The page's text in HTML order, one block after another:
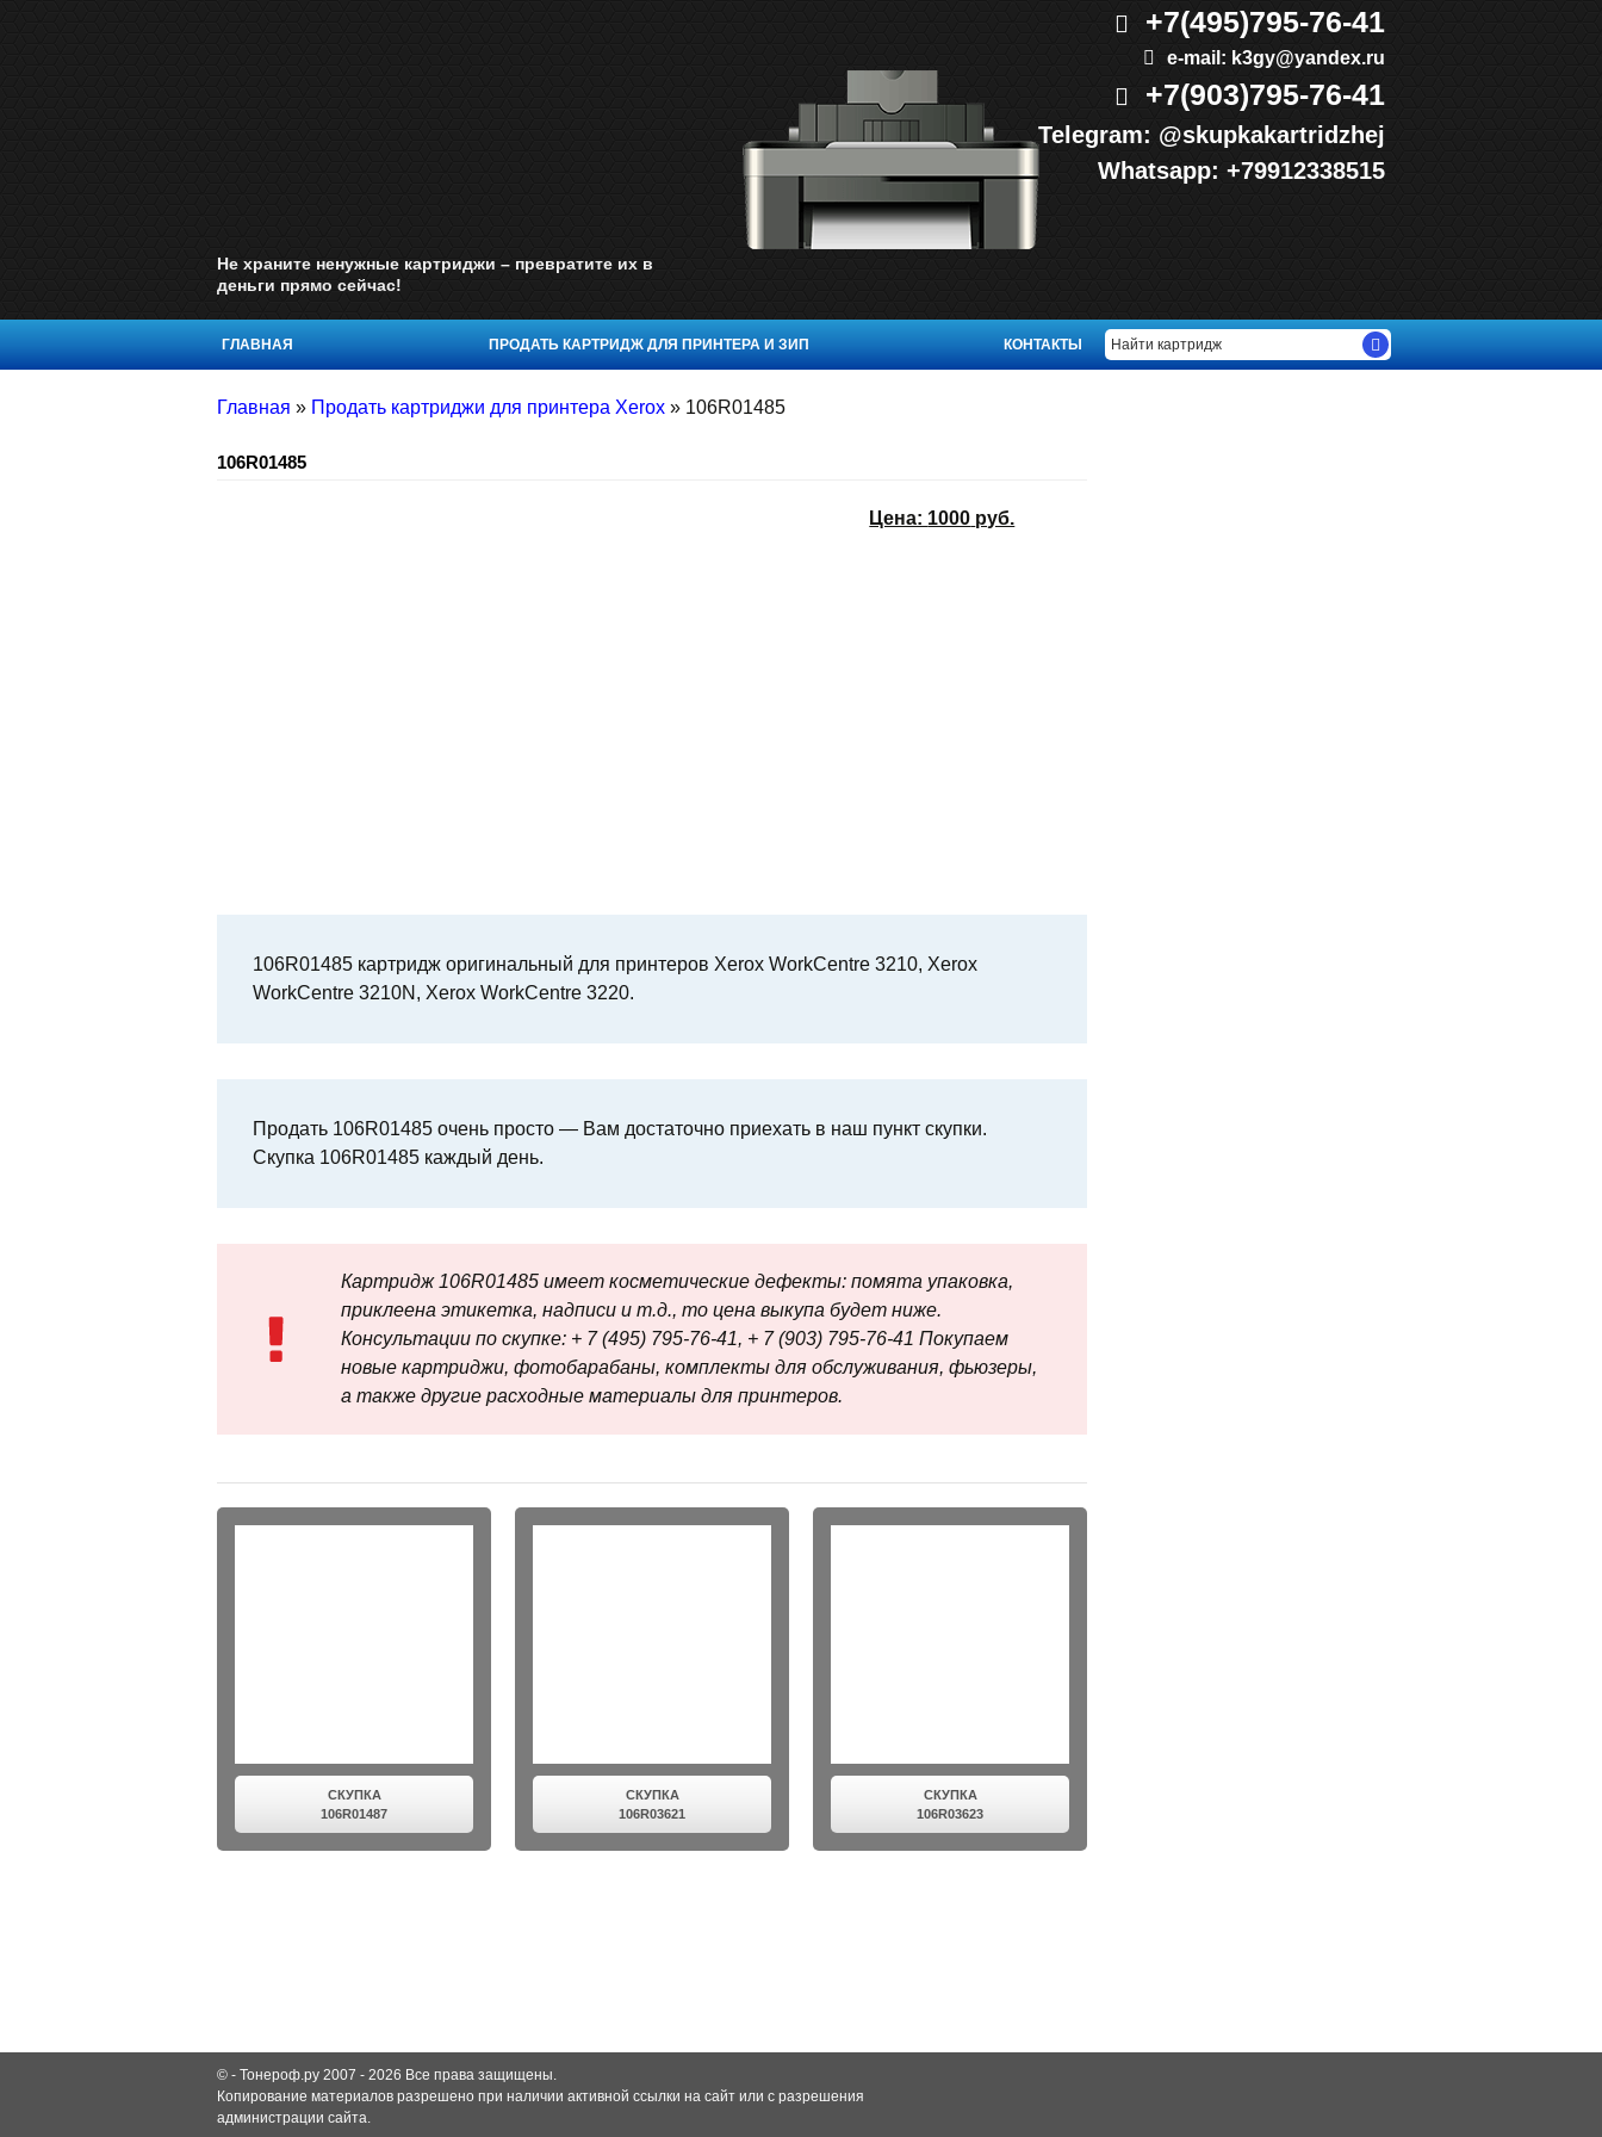
Не храните ненужные картриджи – превратите их в
деньги прямо сейчас!
+7(495)795-76-41
e-mail: k3gy@yandex.ru
+7(903)795-76-41
Telegram: @skupkakartridzhej
Whatsapp: +79912338515
ГЛАВНАЯ ПРОДАТЬ КАРТРИДЖ ДЛЯ ПРИНТЕРА И ЗИП КОНТАКТЫ
Главная » Продать картриджи для принтера Xerox » 106R01485
106R01485
Цена: 1000 руб.
106R01485 картридж оригинальный для принтеров Xerox WorkCentre 3210, Xerox
WorkCentre 3210N, Xerox WorkCentre 3220.
Продать 106R01485 очень просто — Вам достаточно приехать в наш пункт скупки.
Скупка 106R01485 каждый день.
Картридж 106R01485 имеет косметические дефекты: помята упаковка,
приклеена этикетка, надписи и т.д., то цена выкупа будет ниже.
Консультации по скупке: + 7 (495) 795-76-41, + 7 (903) 795-76-41 Покупаем
новые картриджи, фотобарабаны, комплекты для обслуживания, фьюзеры,
а также другие расходные материалы для принтеров.
СКУПКА
106R01487
СКУПКА
106R03621
СКУПКА
106R03623
© - Тонероф.ру 2007 - 2026 Все права защищены.
Копирование материалов разрешено при наличии активной ссылки на сайт или с разрешения
администрации сайта.